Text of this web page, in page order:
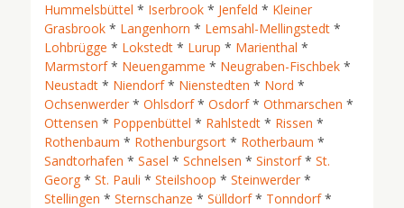
Hummelsbüttel * Iserbrook * Jenfeld * Kleiner
Grasbrook * Langenhorn * Lemsahl-Mellingstedt *
Lohbrügge * Lokstedt * Lurup * Marienthal *
Marmstorf* Neuengamme * Neugraben-Fischbek *
Neustadt * Niendorf* Nienstedten * Nord *
Ochsenwerder * Ohlsdorf* Osdorf* Othmarschen *
Ottensen * Poppenbüttel * Rahlstedt * Rissen *
Rothenbaum * Rothenburgsort * Rotherbaum *
Sandtorhafen * Sasel * Schnelsen * Sinstorf* St.
Georg * St. Pauli * Steilshoop * Steinwerder *
Stellingen * Sternschanze * Sülldorf* Tonndorf*